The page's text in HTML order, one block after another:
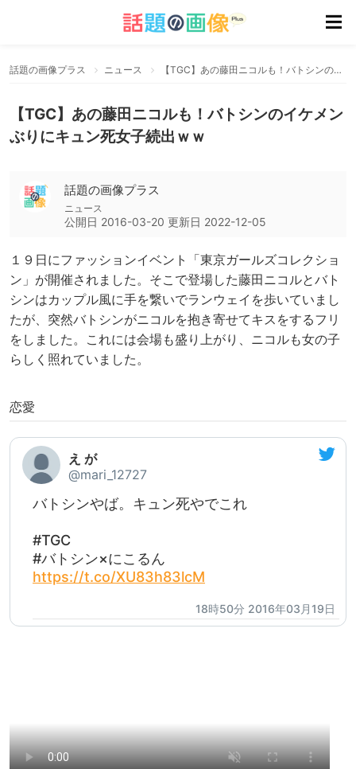
話題の画像プラス ニュース 【TGC】あの藤田ニコルも！バトシンのイケメンぶりにキュン死女子続出ｗｗ
【TGC】あの藤田ニコルも！バトシンのイケメン
ぶりにキュン死女子続出ｗｗ
話題の画像プラス
ニュース
公開日 2016-03-20 更新日 2022-12-05
１９日にファッションイベント「東京ガールズコレクショ
ン」が開催されました。そこで登場した藤田ニコルとバト
シンはカップル風に手を繋いでランウェイを歩いていまし
たが、突然バトシンがニコルを抱き寄せてキスをするフリ
をしました。これには会場も盛り上がり、ニコルも女の子
らしく照れていました。
恋愛
え が
@mari_12727
バトシンやば。キュン死やでこれ
#TGC
#バトシン×にこるん
https://t.co/XU83h83lcM
18時50分 2016年03月19日